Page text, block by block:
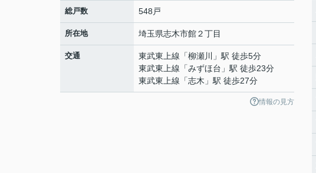
総戸数 548戸
所在地 埼玉県志木市館２丁目
交通 東武東上線 「柳瀬川
」駅 徒歩5分
東武東上線 「みずほ台 」駅 徒歩23分
東武東上線 「志木 」駅 徒歩27分
情報の見方